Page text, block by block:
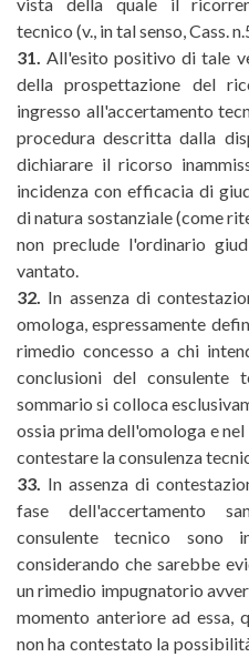
tecnico (v., in tal senso, Cass.
31. All'esito positivo di tale
della prospettazione del
ingresso all'accertamento
procedura descritta dalla
dichiarare il ricorso
incidenza con efficacia di
di natura sostanziale (come
non preclude l'ordinario
vantato.
32. In assenza di
omologa, espressamente
rimedio concesso a chi
conclusioni del consulente
sommario si colloca
ossia prima dell'omologa e
contestare la consulenza
33. In assenza di
fase dell'accertamento
consulente tecnico sono
considerando che sarebbe
un rimedio impugnatorio
momento anteriore ad essa,
non ha contestato la